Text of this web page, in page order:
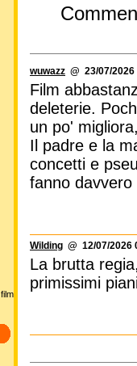
wuwazz @ 23/07/
Film
deleterie.
un po'
Il padre e la
concetti e
fanno
Wilding @ 12/07/2026
La brutta
primissimi
film